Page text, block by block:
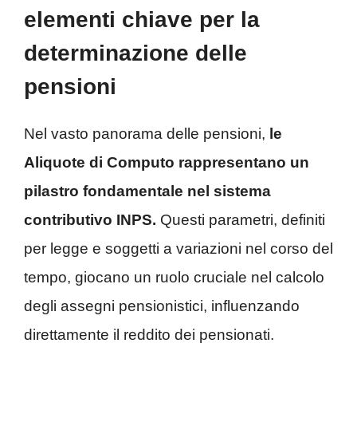
elementi chiave per la
determinazione delle
pensioni
Nel vasto panorama delle pensioni, le
Aliquote di Computo rappresentano un
pilastro fondamentale nel sistema
contributivo INPS. Questi parametri, definiti
per legge e soggetti a variazioni nel corso del
tempo, giocano un ruolo cruciale nel calcolo
degli assegni pensionistici, influenzando
direttamente il reddito dei pensionati.